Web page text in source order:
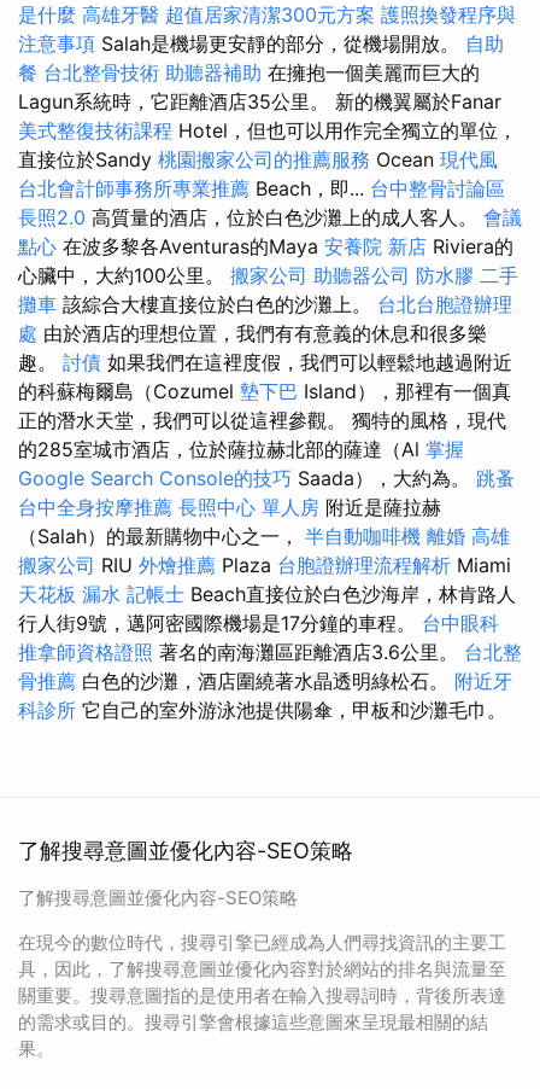
是什麼 高雄牙醫 超值居家清潔300元方案 護照換發程序與
注意事項 Salah是機場更安靜的部分，從機場開放。 自助
餐 台北整骨技術 助聽器補助 在擁抱一個美麗而巨大的
Lagun系統時，它距離酒店35公里。 新的機翼屬於Fanar
美式整復技術課程 Hotel，但也可以用作完全獨立的單位，
直接位於Sandy 桃園搬家公司的推薦服務 Ocean 現代風
台北會計師事務所專業推薦 Beach，即... 台中整骨討論區
長照2.0 高質量的酒店，位於白色沙灘上的成人客人。 會議
點心 在波多黎各Aventuras的Maya 安養院 新店 Riviera的
心臟中，大約100公里。 搬家公司 助聽器公司 防水膠 二手
攤車 該綜合大樓直接位於白色的沙灘上。 台北台胞證辦理
處 由於酒店的理想位置，我們有有意義的休息和很多樂
趣。 討債 如果我們在這裡度假，我們可以輕鬆地越過附近
的科蘇梅爾島（Cozumel 墊下巴 Island），那裡有一個真
正的潛水天堂，我們可以從這裡參觀。 獨特的風格，現代
的285室城市酒店，位於薩拉赫北部的薩達（Al 掌握
Google Search Console的技巧 Saada），大約為。 跳蚤
台中全身按摩推薦 長照中心 單人房 附近是薩拉赫
（Salah）的最新購物中心之一， 半自動咖啡機 離婚 高雄
搬家公司 RIU 外燴推薦 Plaza 台胞證辦理流程解析 Miami
天花板 漏水 記帳士 Beach直接位於白色沙海岸，林肯路人
行人街9號，邁阿密國際機場是17分鐘的車程。 台中眼科
推拿師資格證照 著名的南海灘區距離酒店3.6公里。 台北整
骨推薦 白色的沙灘，酒店圍繞著水晶透明綠松石。 附近牙
科診所 它自己的室外游泳池提供陽傘，甲板和沙灘毛巾。
了解搜尋意圖並優化內容-SEO策略
了解搜尋意圖並優化內容-SEO策略
在現今的數位時代，搜尋引擎已經成為人們尋找資訊的主要工
具，因此，了解搜尋意圖並優化內容對於網站的排名與流量至
關重要。搜尋意圖指的是使用者在輸入搜尋詞時，背後所表達
的需求或目的。搜尋引擎會根據這些意圖來呈現最相關的結
果。